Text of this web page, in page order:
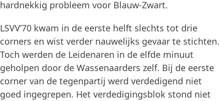
hardnekkig probleem voor Blauw-Zwart.
LSVV’70 kwam in de eerste helft slechts tot drie
corners en wist verder nauwelijks gevaar te stichten.
Toch werden de Leidenaren in de elfde minuut
geholpen door de Wassenaarders zelf. Bij de eerste
corner van de tegenpartij werd verdedigend niet
goed ingegrepen. Het verdedigingsblok stond niet